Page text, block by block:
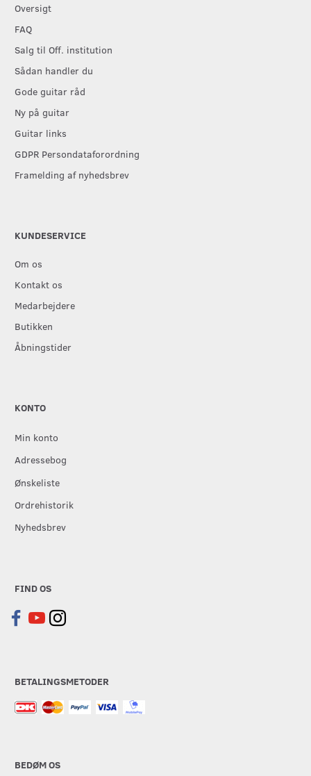
Oversigt
FAQ
Salg til Off. institution
Sådan handler du
Gode guitar råd
Ny på guitar
Guitar links
GDPR Persondataforordning
Framelding af nyhedsbrev
KUNDESERVICE
Om os
Kontakt os
Medarbejdere
Butikken
Åbningstider
KONTO
Min konto
Adressebog
Ønskeliste
Ordrehistorik
Nyhedsbrev
FIND OS
BETALINGSMETODER
BEDØM OS